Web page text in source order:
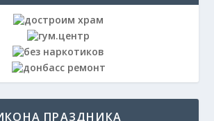
ПРАЗДНИКА